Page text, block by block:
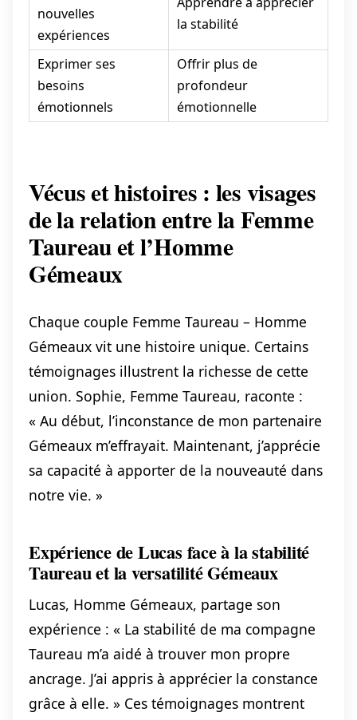
nouvelles
expériences
la stabilité
Exprimer ses
besoins
émotionnels
Offrir plus de
profondeur
émotionnelle
Vécus et histoires : les visages
de la relation entre la Femme
Taureau et l’Homme
Gémeaux
Chaque couple Femme Taureau – Homme
Gémeaux vit une histoire unique. Certains
témoignages illustrent la richesse de cette
union. Sophie, Femme Taureau, raconte :
« Au début, l’inconstance de mon partenaire
Gémeaux m’effrayait. Maintenant, j’apprécie
sa capacité à apporter de la nouveauté dans
notre vie. »
Expérience de Lucas face à la stabilité
Taureau et la versatilité Gémeaux
Lucas, Homme Gémeaux, partage son
expérience : « La stabilité de ma compagne
Taureau m’a aidé à trouver mon propre
ancrage. J’ai appris à apprécier la constance
grâce à elle. » Ces témoignages montrent